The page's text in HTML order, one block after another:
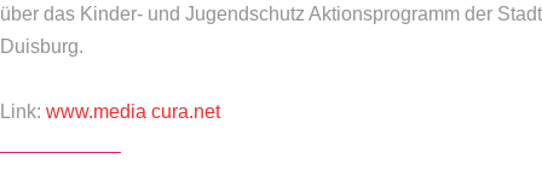
über das Kinder- und Jugendschutz Aktionsprogramm der Stadt
Duisburg.
Link: www.media cura.net